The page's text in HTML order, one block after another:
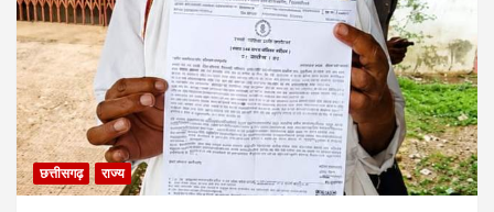
छत्तीसगढ़ राज्य